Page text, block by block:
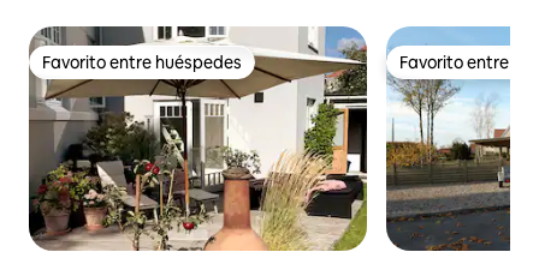
Favorito entre huéspedes
Favorito entre huéspedes Favorito entre
Favorito entre